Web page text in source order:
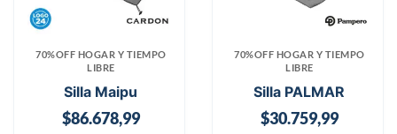
70%OFF HOGAR Y TIEMPO
LIBRE
Silla Maipu
$86.678,99
70%OFF HOGAR Y TIEMPO
LIBRE
Silla PALMAR
$30.759,99